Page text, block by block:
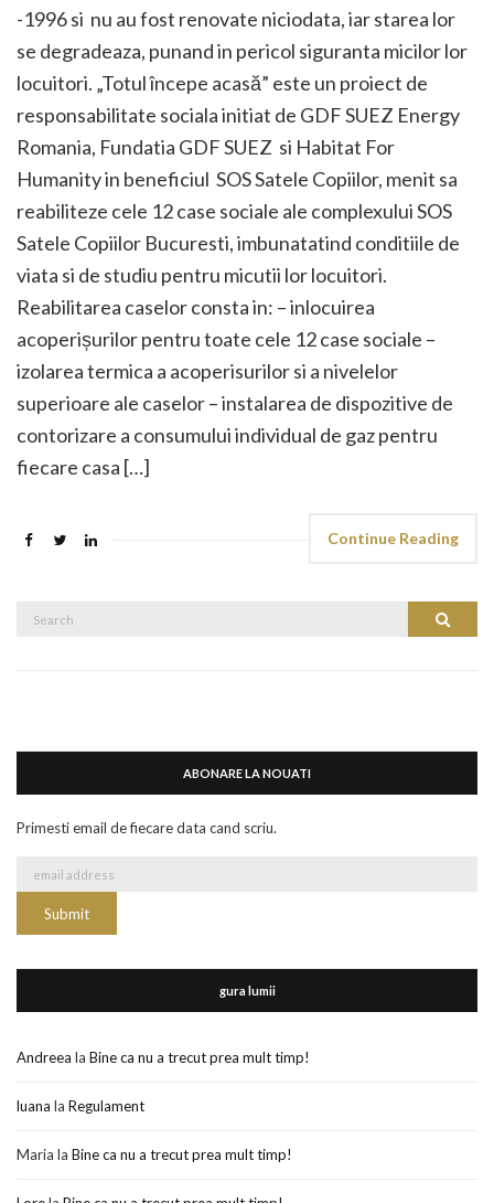
-1996 si nu au fost renovate niciodata, iar starea lor
se degradeaza, punand in pericol siguranta micilor lor
locuitori. „Totul începe acasă” este un proiect de
responsabilitate sociala initiat de GDF SUEZ Energy
Romania, Fundatia GDF SUEZ si Habitat For
Humanity in beneficiul SOS Satele Copiilor, menit sa
reabiliteze cele 12 case sociale ale complexului SOS
Satele Copiilor Bucuresti, imbunatatind conditiile de
viata si de studiu pentru micutii lor locuitori.
Reabilitarea caselor consta in: – inlocuirea
acoperișurilor pentru toate cele 12 case sociale –
izolarea termica a acoperisurilor si a nivelelor
superioare ale caselor – instalarea de dispozitive de
contorizare a consumului individual de gaz pentru
fiecare casa […]
Continue Reading
Search
ABONARE LA NOUATI
Primesti email de fiecare data cand scriu.
gura lumii
Andreea la Bine ca nu a trecut prea mult timp!
luana la Regulament
Maria la Bine ca nu a trecut prea mult timp!